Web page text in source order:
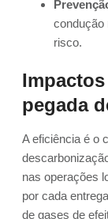
condução
risco.
pegada
A eficiência é o
nas operações
por cada
de gases de